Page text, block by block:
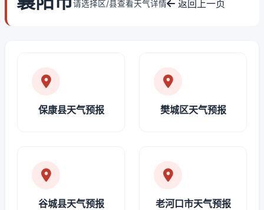
请选择区/县查看天气详情 返回上一页
保康县天气预报 樊城区天气预报
谷城县天气预报 老河口市天气预报